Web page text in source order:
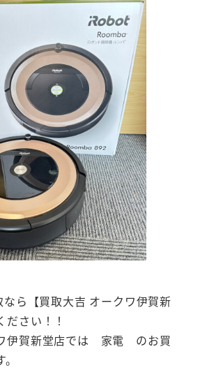
ら【買取大吉 オークワ伊賀新
さい！！
伊賀新堂店では 家電 のお買